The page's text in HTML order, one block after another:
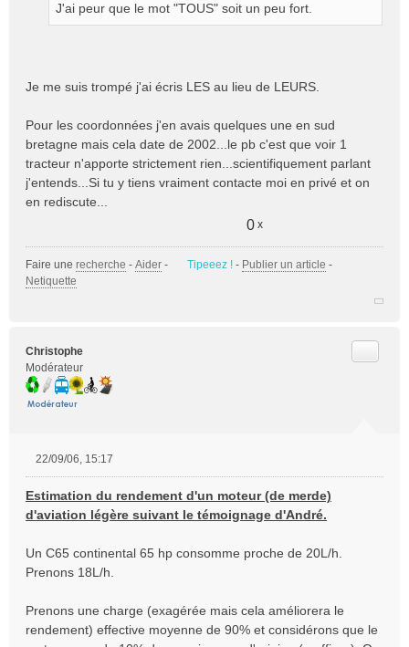
n
u
J'ai peur que le mot "TOUS" soit un peu fort.
Je me suis trompé j'ai écris LES au lieu de LEURS.
Pour les coordonnées j'en avais quelques une en sud
bretagne mais cela date de 2002...le pb c'est que voir 1
tracteur n'apporte strictement rien...scientifiquement parlant
j'entends...Si tu y tiens vraiment contacte moi en privé et on
en rediscute...
0 x
Faire une recherche - Aider - Tipeeez ! - Publier un article -
Netiquette
Christophe
Modérateur
s
s
g
e
n
l
22/09/06, 15:17
Estimation du rendement d'un moteur (de merde)
d'aviation légère suivant le témoignage d'André.
Un C65 continental 65 hp consomme proche de 20L/h.
Prenons 18L/h.
Prenons une charge (exagérée mais cela améliorera le
rendement) effective moyenne de 90% et considérons que le